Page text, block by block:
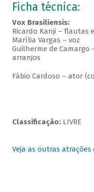
Ficha técnica:
Vox Brasiliensis:
Ricardo Kanji – flautas
Marília Vargas – voz
Guilherme de Camargo
arranjos
Fábio Cardoso – ator
Classificação:LIVRE
Veja as outras atrações